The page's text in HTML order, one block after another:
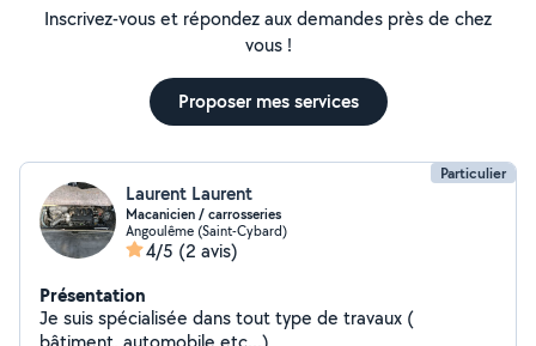
Inscrivez-vous et répondez aux demandes près de chez
vous !
Proposer mes services
Particulier
Laurent Laurent
Macanicien / carrosseries
Angoulême (Saint-Cybard)
4/5 (2 avis)
Présentation
Je suis spécialisée dans tout type de travaux (